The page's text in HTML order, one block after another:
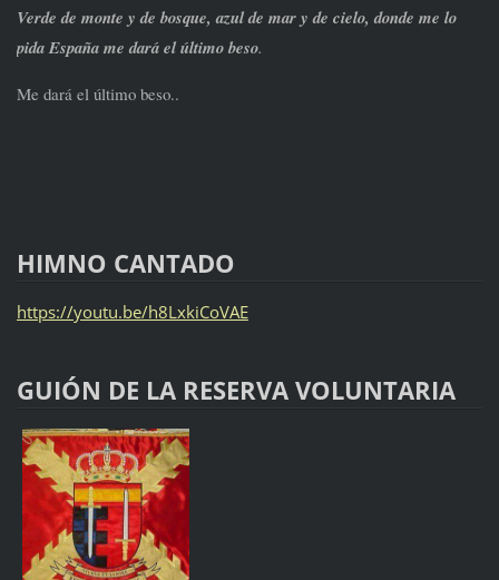
Verde de monte y de bosque, azul de mar y de cielo, donde me lo
pida España me dará el último beso.
Me dará el último beso..
HIMNO CANTADO
https://youtu.be/h8LxkiCoVAE
GUIÓN DE LA RESERVA VOLUNTARIA